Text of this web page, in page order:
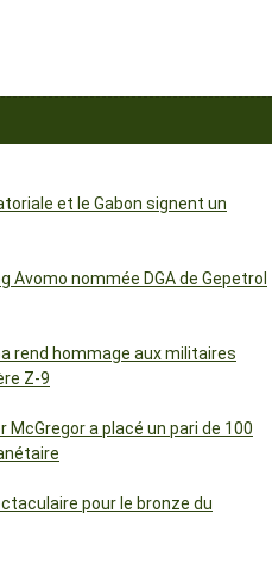
et le Gabon signent un
Avomo nommée DGA de Gepetrol
rend hommage aux militaires
Z-9
a placé un pari de 100
pour le bronze du